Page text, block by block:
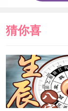
誉。
梦见
要失去朋
猜你喜
欢